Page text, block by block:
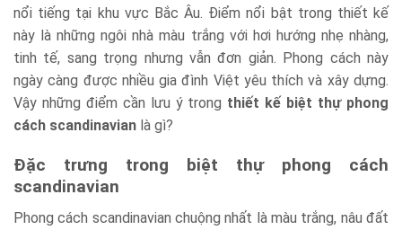
nổi tiếng tại khu vực Bắc Âu. Điểm nổi bật trong thiết kế
này là những ngôi nhà màu trắng với hơi hướng nhẹ nhàng,
tinh tế, sang trọng nhưng vẫn đơn giản. Phong cách này
ngày càng được nhiều gia đình Việt yêu thích và xây dựng.
Vậy những điểm cần lưu ý trong thiết kế biệt thự phong
cách scandinavian là gì?
Đặc trưng trong biệt thự phong cách
scandinavian
Phong cách scandinavian chuộng nhất là màu trắng, nâu đất